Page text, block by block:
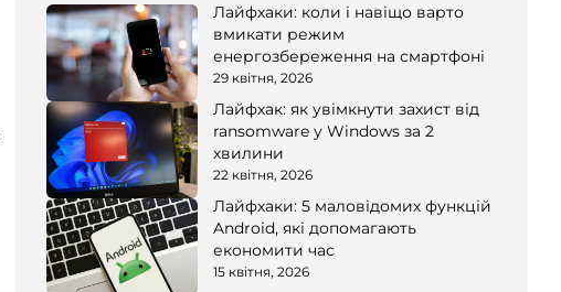
Лайфхаки: коли і навіщо варто
вмикати режим
енергозбереження на смартфоні
29 квітня, 2026
Лайфхак: як увімкнути захист від
ransomware у Windows за 2
хвилини
22 квітня, 2026
Лайфхаки: 5 маловідомих функцій
Android, які допомагають
економити час
15 квітня, 2026